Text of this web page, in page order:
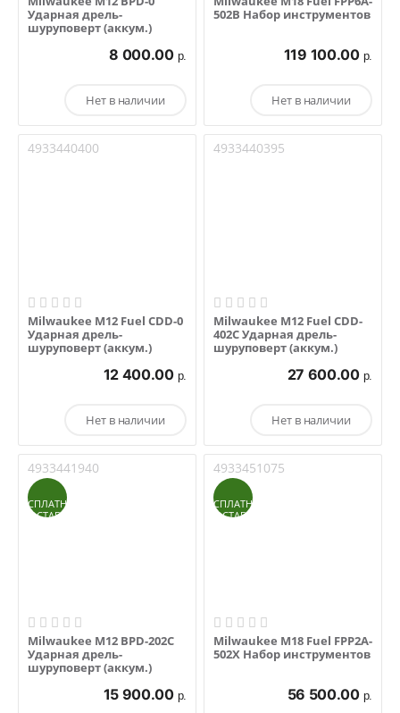
Ударная дрель-
шуруповерт (аккум.)
8 000.00 р.
Нет в наличии
502B Набор инструментов
119 100.00 р.
Нет в наличии
4933440400
Milwaukee M12 Fuel CDD-0
Ударная дрель-
шуруповерт (аккум.)
12 400.00 р.
Нет в наличии
4933440395
Milwaukee M12 Fuel CDD-
402C Ударная дрель-
шуруповерт (аккум.)
27 600.00 р.
Нет в наличии
4933441940
БЕСПЛАТНАЯ
ДОСТАВКА
Milwaukee M12 BPD-202C
Ударная дрель-
шуруповерт (аккум.)
15 900.00 р.
4933451075
БЕСПЛАТНАЯ
ДОСТАВКА
Milwaukee M18 Fuel FPP2A-
502X Набор инструментов
56 500.00 р.